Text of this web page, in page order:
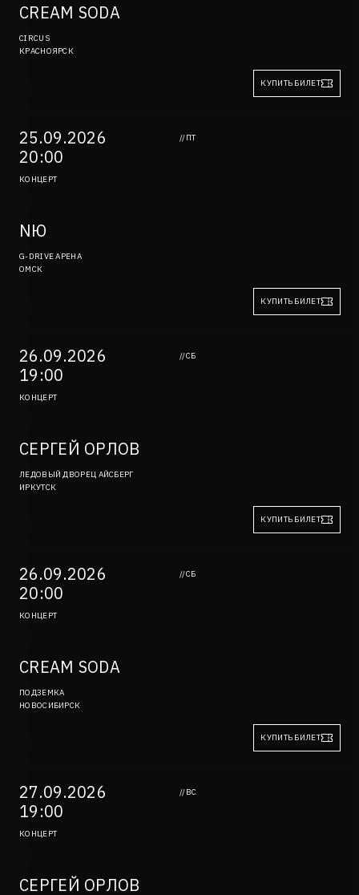
CREAM SODA
CIRCUS
КРАСНОЯРСК
КУПИТЬ БИЛЕТ
25.09.2026
20:00
//ПТ
КОНЦЕРТ
NЮ
G-DRIVE АРЕНА
ОМСК
КУПИТЬ БИЛЕТ
26.09.2026
19:00
//СБ
КОНЦЕРТ
СЕРГЕЙ ОРЛОВ
ЛЕДОВЫЙ ДВОРЕЦ АЙСБЕРГ
ИРКУТСК
КУПИТЬ БИЛЕТ
26.09.2026
20:00
//СБ
КОНЦЕРТ
CREAM SODA
ПОДЗЕМКА
НОВОСИБИРСК
КУПИТЬ БИЛЕТ
27.09.2026
19:00
//ВС
КОНЦЕРТ
СЕРГЕЙ ОРЛОВ